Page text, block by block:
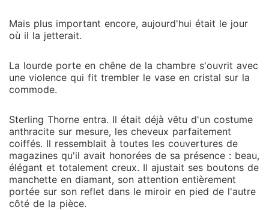
Mais plus important encore, aujourd'hui était le jour
où il la jetterait.
La lourde porte en chêne de la chambre s'ouvrit avec
une violence qui fit trembler le vase en cristal sur la
commode.
Sterling Thorne entra. Il était déjà vêtu d'un costume
anthracite sur mesure, les cheveux parfaitement
coiffés. Il ressemblait à toutes les couvertures de
magazines qu'il avait honorées de sa présence : beau,
élégant et totalement creux. Il ajustait ses boutons de
manchette en diamant, son attention entièrement
portée sur son reflet dans le miroir en pied de l'autre
côté de la pièce.